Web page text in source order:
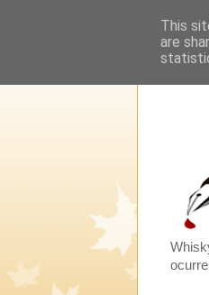
This
are